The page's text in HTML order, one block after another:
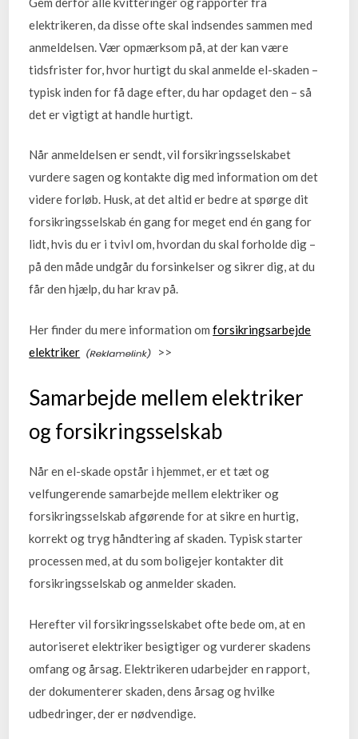
elektrikeren, da disse ofte skal indsendes sammen med
anmeldelsen. Vær opmærksom på, at der kan være
tidsfrister for, hvor hurtigt du skal anmelde el-skaden –
typisk inden for få dage efter, du har opdaget den – så
det er vigtigt at handle hurtigt.
Når anmeldelsen er sendt, vil forsikringsselskabet
vurdere sagen og kontakte dig med information om det
videre forløb. Husk, at det altid er bedre at spørge dit
forsikringsselskab én gang for meget end én gang for
lidt, hvis du er i tvivl om, hvordan du skal forholde dig –
på den måde undgår du forsinkelser og sikrer dig, at du
får den hjælp, du har krav på.
Her finder du mere information omforsikringsarbejde
elektriker
>>
Samarbejde mellem elektriker
og forsikringsselskab
Når en el-skade opstår i hjemmet, er et tæt og
velfungerende samarbejde mellem elektriker og
forsikringsselskab afgørende for at sikre en hurtig,
korrekt og tryg håndtering af skaden. Typisk starter
processen med, at du som boligejer kontakter dit
forsikringsselskab og anmelder skaden.
Herefter vil forsikringsselskabet ofte bede om, at en
autoriseret elektriker besigtiger og vurderer skadens
omfang og årsag. Elektrikeren udarbejder en rapport,
der dokumenterer skaden, dens årsag og hvilke
udbedringer, der er nødvendige.